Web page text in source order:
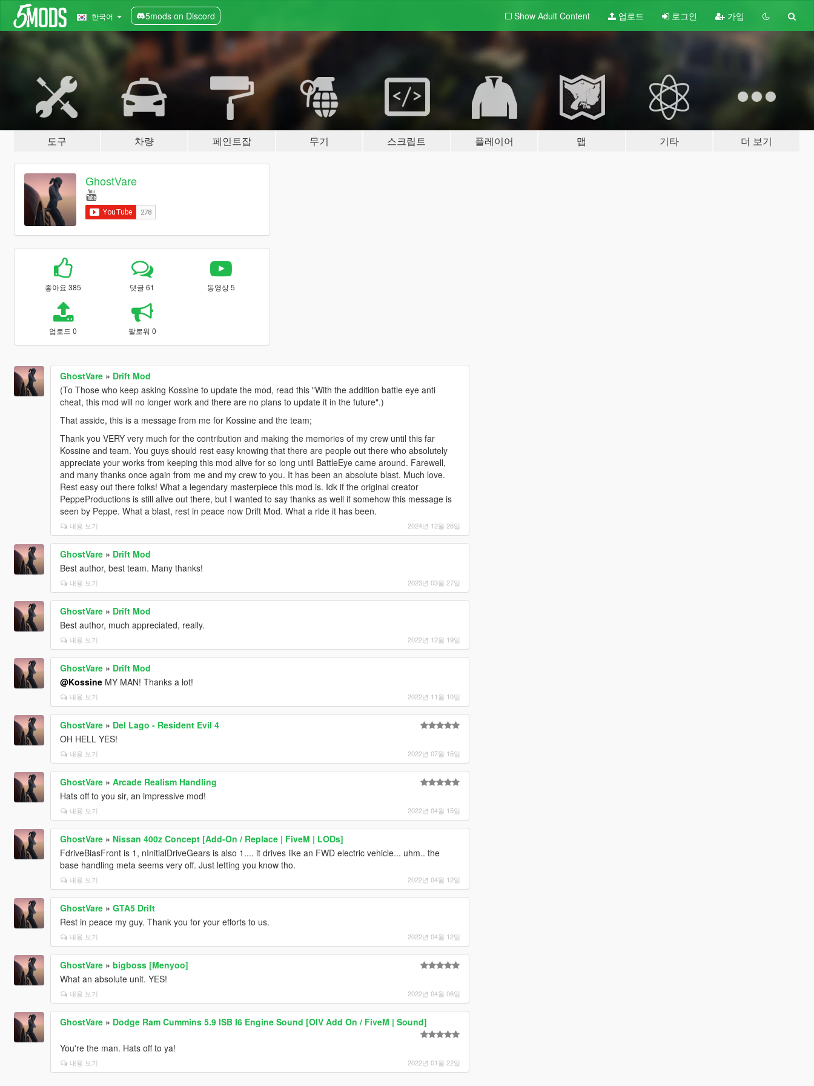
한국어 5mods on Discord Show Adult Content 업로드 로그인 가입
도구 차량 페인트잡 무기 스크립트 플레이어 맵 기타 더 보기
GhostVare
좋아요 385 댓글 61 동영상 5
업로드 0 팔로워 0
GhostVare» Drift Mod
(To Those who keep asking Kossine to update the mod, read this "With the addition battle eye anti
cheat, this mod will no longer work and there are no plans to update it in the future".)
That asside, this is a message from me for Kossine and the team;
Thank you VERY very much for the contribution and making the memories of my crew until this far
Kossine and team. You guys should rest easy knowing that there are people out there who absolutely
appreciate your works from keeping this mod alive for so long until BattleEye came around. Farewell,
and many thanks once again from me and my crew to you. It has been an absolute blast. Much love.
Rest easy out there folks! What a legendary masterpiece this mod is. Idk if the original creator
PeppeProductions is still alive out there, but I wanted to say thanks as well if somehow this message is
seen by Peppe. What a blast, rest in peace now Drift Mod. What a ride it has been.
내용 보기 2024년 12월 26일
GhostVare» Drift Mod
Best author, best team. Many thanks!
내용 보기 2023년 03월 27일
GhostVare» Drift Mod
Best author, much appreciated, really.
내용 보기 2022년 12월 19일
GhostVare» Drift Mod
@KossineMY MAN! Thanks a lot!
내용 보기 2022년 11월 10일
GhostVare» Del Lago - Resident Evil 4
OH HELL YES!
내용 보기 2022년 07월 15일
GhostVare» Arcade Realism Handling
Hats off to you sir, an impressive mod!
내용 보기 2022년 04월 15일
GhostVare» Nissan 400z Concept [Add-On / Replace | FiveM | LODs]
FdriveBiasFront is 1, nInitialDriveGears is also 1.... it drives like an FWD electric vehicle... uhm.. the
base handling meta seems very off. Just letting you know tho.
내용 보기 2022년 04월 12일
GhostVare» GTA5 Drift
Rest in peace my guy. Thank you for your efforts to us.
내용 보기 2022년 04월 12일
GhostVare» bigboss [Menyoo]
What an absolute unit. YES!
내용 보기 2022년 04월 06일
GhostVare» Dodge Ram Cummins 5.9 ISB I6 Engine Sound [OIV Add On / FiveM | Sound]
You're the man. Hats off to ya!
내용 보기 2022년 01월 22일